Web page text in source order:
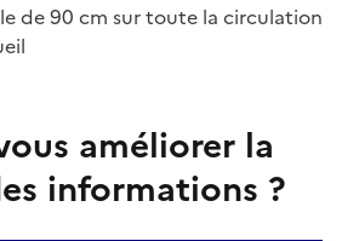
de 90 cm sur toute la circulation
améliorer la
informations ?